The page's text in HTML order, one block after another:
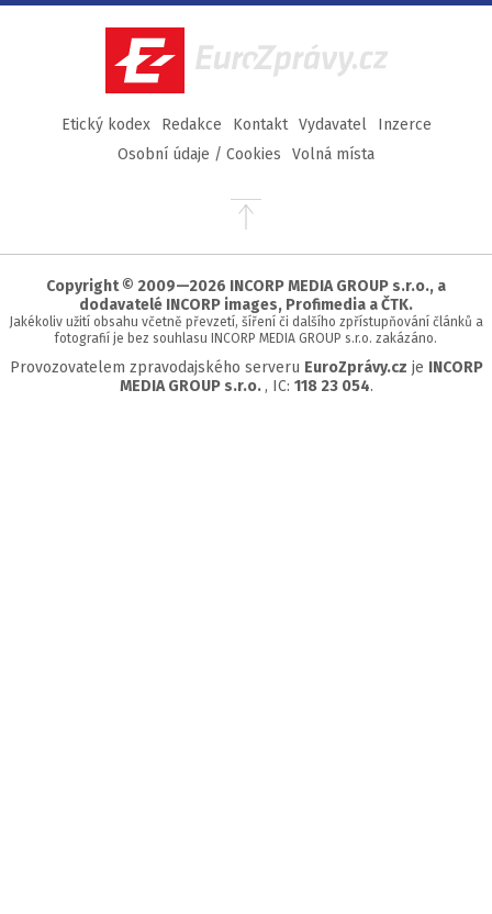
Facebook
TwitterInstagram
YouTube
EuroZprávy.cz
Etický kodex Redakce Kontakt Vydavatel
Inzerce
Osobní údaje / Cookies
Volná místa
Přejít
stránky
Copyright © 2009—2026 INCORP MEDIA GROUP s.r.o., a
dodavatelé INCORP images, Profimedia a ČTK.
Jakékoliv užití obsahu včetně převzetí, šíření či dalšího zpřístupňování článků a
fotografií je bez souhlasu INCORP MEDIA GROUP s.r.o. zakázáno.
Provozovatelem zpravodajského serveru EuroZprávy.cz je INCORP
MEDIA GROUP s.r.o. , IC: 118 23 054.